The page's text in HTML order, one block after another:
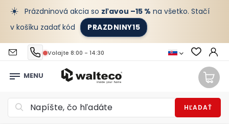
☀️ Prázdninová akcia so zľavou –15 % na všetko. Stačí
v košíku zadať kód
PRAZDNINY15
Volajte 8:00 - 14:30
HĽADAŤ